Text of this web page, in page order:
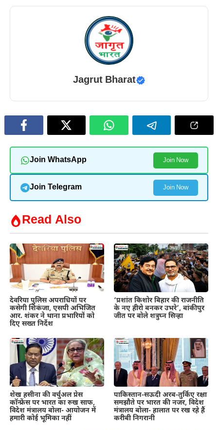
Jagrut Bharat
Join WhatsApp Join Now
Join Telegram Join Now
Read Also
देवरिया पुलिस अपराधियों पर
कसेगी शिकंजा, एसपी अभिजित
आर. शंकर ने थाना प्रभारियों को
दिए सख्त निर्देश
‘प्रशांत किशोर बिहार की राजनीति
के नए हीरो बनकर उभरे’, बांकीपुर
जीत पर बोले शत्रुघ्न सिन्हा
शेख हसीना की वर्चुअल प्रेस
कॉन्फ्रेंस पर भारत का रुख साफ,
विदेश मंत्रालय बोला- आयोजन में
हमारी कोई भूमिका नहीं
पाकिस्तान-सऊदी अरब-तुर्किए रक्षा
समझौते पर भारत की नजर, विदेश
मंत्रालय बोला- हालात पर रख रहे हैं
करीबी निगरानी